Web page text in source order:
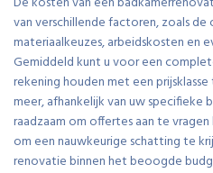
van verschillende factoren, zoals
materiaalkeuzes, arbeidskosten en
Gemiddeld kunt u voor een
rekening houden met een
meer, afhankelijk van uw
raadzaam om offertes aan te
om een nauwkeurige schatting te
renovatie binnen het beoogde